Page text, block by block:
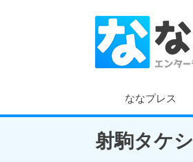
ななプレス
射駒タケシ